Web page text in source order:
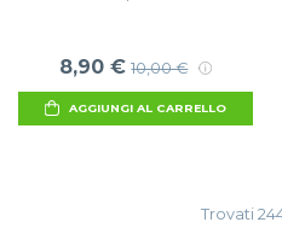
8,90 € 10,00 €
AGGIUNGI AL CARRELLO
Trovati